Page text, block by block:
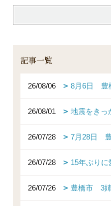
記事一覧
26/08/06 8月6日
26/08/01 地震をきっ
26/07/28 7月28日
26/07/28 15年ぶり
26/07/26 豊橋市 3姉